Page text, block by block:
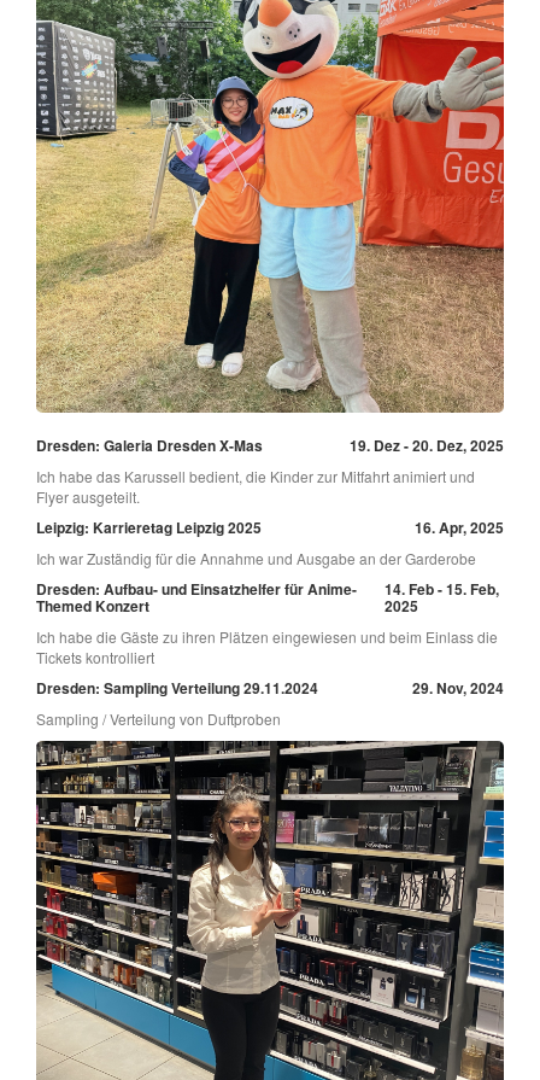
Dresden: Galeria Dresden X-Mas 19. Dez - 20. Dez, 2025
Ich habe das Karussell bedient, die Kinder zur Mitfahrt animiert und
Flyer ausgeteilt.
Leipzig: Karrieretag Leipzig 2025 16. Apr, 2025
Ich war Zuständig für die Annahme und Ausgabe an der Garderobe
Dresden: Aufbau- und Einsatzhelfer für Anime-
Themed Konzert
14. Feb - 15. Feb,
2025
Ich habe die Gäste zu ihren Plätzen eingewiesen und beim Einlass die
Tickets kontrolliert
Dresden: Sampling Verteilung 29.11.2024 29. Nov, 2024
Sampling / Verteilung von Duftproben